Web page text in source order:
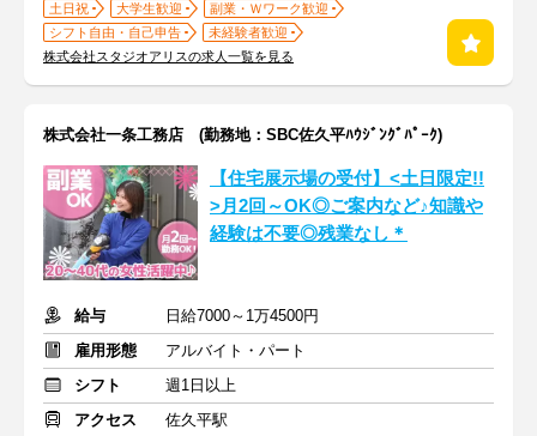
土日祝 大学生歓迎
副業・Ｗワーク歓迎
シフト自由・自己申告
未経験者歓迎
株式会社スタジオアリスの求人一覧を見る
株式会社一条工務店 (勤務地：SBC佐久平ﾊｳｼﾞﾝｸﾞﾊﾟｰｸ)
【住宅展示場の受付】<土日限定!!
>月2回～OK◎ご案内など♪知識や
経験は不要◎残業なし＊
給与
日給7000～1万4500円
雇用形態
アルバイト・パート
シフト
週1日以上
アクセス
佐久平駅